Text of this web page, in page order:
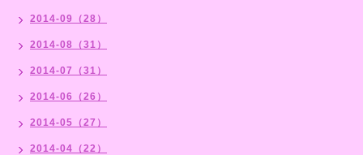
2014-09（28）
2014-08（31）
2014-07（31）
2014-06（26）
2014-05（27）
2014-04（22）